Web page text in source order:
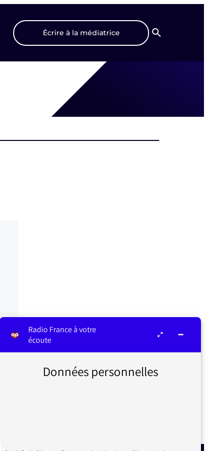
Écrire à la médiatrice
Recherche
Radio France à votre
écoute
Données personnelles